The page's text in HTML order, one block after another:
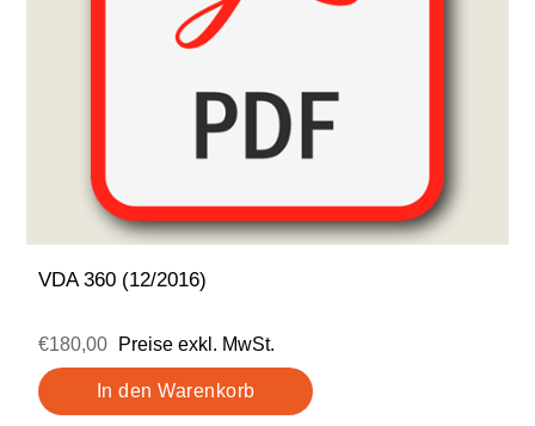
VDA 360 (12/2016)
€180,00 Preise exkl. MwSt.